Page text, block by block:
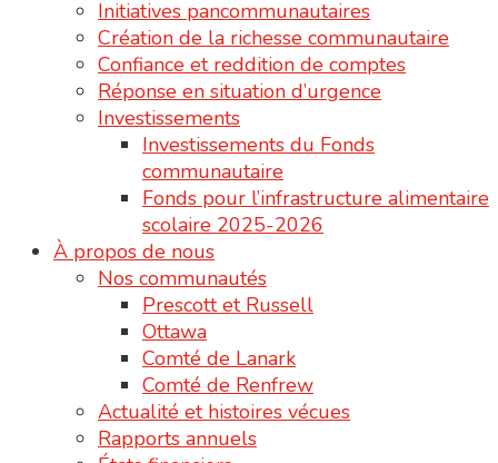
Initiatives pancommunautaires
Création de la richesse communautaire
Confiance et reddition de comptes
Réponse en situation d’urgence
Investissements
Investissements du Fonds
communautaire
Fonds pour l’infrastructure alimentaire
scolaire 2025-2026
À propos de nous
Nos communautés
Prescott et Russell
Ottawa
Comté de Lanark
Comté de Renfrew
Actualité et histoires vécues
Rapports annuels